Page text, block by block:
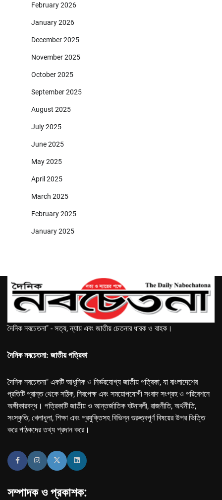
February 2026
January 2026
December 2025
November 2025
October 2025
September 2025
August 2025
July 2025
June 2025
May 2025
April 2025
March 2025
February 2025
January 2025
দৈনিক নবচেতনা" - সত্য, ন্যায় এবং জাতীয় চেতনার ধারক ও বাহক।
দৈনিক নবচেতনা: জাতীয় পত্রিকা
দৈনিক নবচেতনা" একটি আধুনিক ও নির্ভরযোগ্য জাতীয় পত্রিকা, যা বাংলাদেশের
প্রতিটি প্রান্ত থেকে সঠিক, নিরপেক্ষ এবং সময়োপযোগী সংবাদ সংগ্রহ ও পরিবেশনে
অঙ্গীকারবদ্ধ। পত্রিকাটি জাতীয় ও আন্তর্জাতিক ঘটনাবলী, রাজনীতি, অর্থনীতি,
সংস্কৃতি, খেলাধুলা, শিক্ষা এবং প্রযুক্তিসহ বিভিন্ন গুরুত্বপূর্ণ বিষয়ের উপর ভিত্তি
করে পাঠকদের তথ্য প্রদান করে।
সম্পাদক ও প্রকাশক: